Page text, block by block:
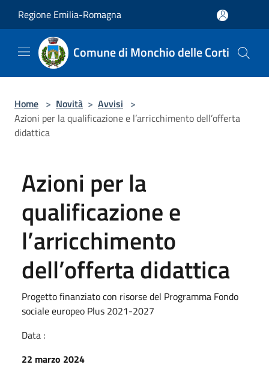
Regione Emilia-Romagna
Comune di Monchio delle Corti
Home > Novità > Avvisi >
Azioni per la qualificazione e l’arricchimento dell’offerta
didattica
Azioni per la
qualificazione e
l’arricchimento
dell’offerta didattica
Progetto finanziato con risorse del Programma Fondo
sociale europeo Plus 2021-2027
Data :
22 marzo 2024